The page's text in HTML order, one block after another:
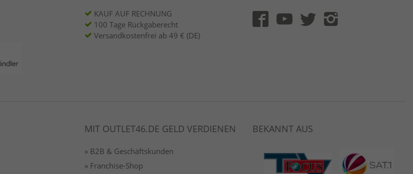
KAUF AUF RECHNUNG
100 Tage Rückgaberecht
Versandkostenfrei ab 49 € (DE)
MIT OUTLET46.DE GELD VERDIENEN
» B2B & Geschäftskunden
» Franchise-Shop
BEKANNT AUS